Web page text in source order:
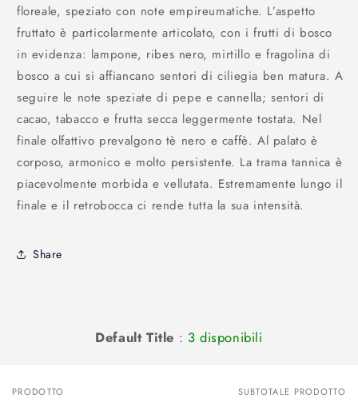
floreale, speziato con note empireumatiche. L’aspetto
fruttato è particolarmente articolato, con i frutti di bosco
in evidenza: lampone, ribes nero, mirtillo e fragolina di
bosco a cui si affiancano sentori di ciliegia ben matura. A
seguire le note speziate di pepe e cannella; sentori di
cacao, tabacco e frutta secca leggermente tostata. Nel
finale olfattivo prevalgono tè nero e caffè. Al palato è
corposo, armonico e molto persistente. La trama tannica è
piacevolmente morbida e vellutata. Estremamente lungo il
finale e il retrobocca ci rende tutta la sua intensità.
Share
Default Title : 3 disponibili
Il
PRODOTTO SUBTOTALE PRODOTTO